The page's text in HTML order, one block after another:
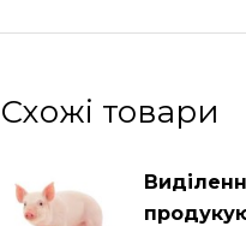
Схожі товари